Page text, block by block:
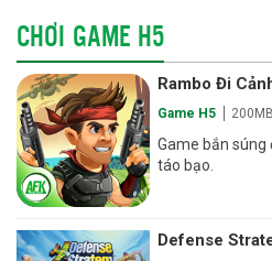
CHƠI GAME H5
Rambo Đi
Game H5 200MB
Game bắn súng
táo bạo.
Defense